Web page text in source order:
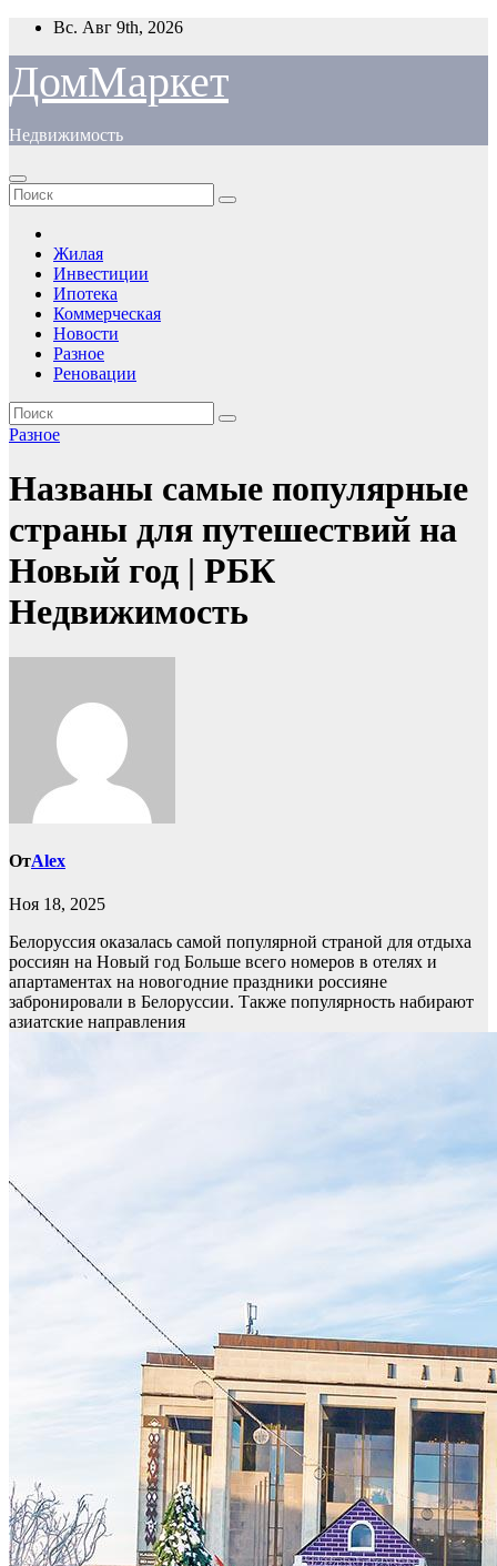
Перейти
содержимому
Вс. Авг 9th, 2026
ДомМаркет
Недвижимость
Жилая
Инвестиции
Ипотека
Коммерческая
Новости
Разное
Реновации
Разное
Названы самые популярные
страны для путешествий на
Новый год | РБК
Недвижимость
ОтAlex
Ноя 18, 2025
Белоруссия оказалась самой популярной страной для отдыха
россиян на Новый год Больше всего номеров в отелях и
апартаментах на новогодние праздники россияне
забронировали в Белоруссии. Также популярность набирают
азиатские направления